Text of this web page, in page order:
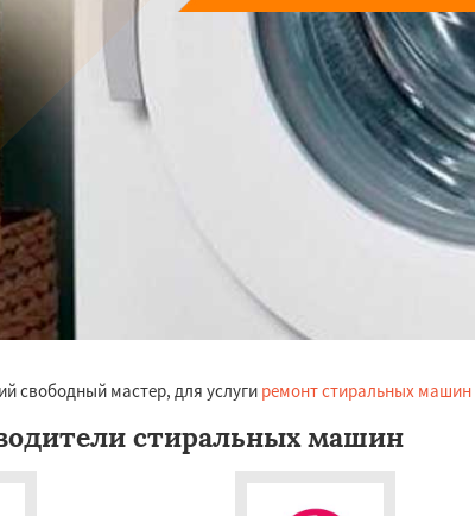
свободный мастер, для услуги ремонт стиральных
стиральных машин